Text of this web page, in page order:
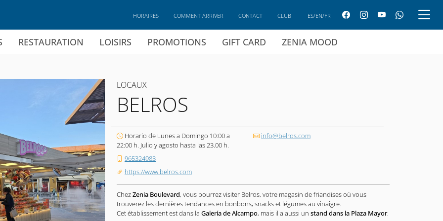
RESTAURATION LOISIRS PROMOTIONS GIFT CARD ZENIA MOOD
HORAIRES COMMENT ARRIVER CONTACT CLUB ES/EN/FR
LOCAUX
BELROS
Horario de Lunes a Domingo 10:00 a
22:00 h. Julio y agosto hasta las 23.00 h.
info@belros.com
965324983
https://www.belros.com
ChezZenia Boulevard, vous pourrez visiter Belros, votre magasin de friandises où vous
trouverez les dernières tendances en bonbons, snacks et légumes au vinaigre.
Cet établissement est dans la Galería de Alcampo, mais il a aussi un stand dans la Plaza Mayor.